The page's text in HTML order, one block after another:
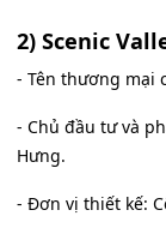
2) Scenic
- Tên thương mại
- Chủ đầu tư và
Hưng.
- Đơn vị thiết kế: